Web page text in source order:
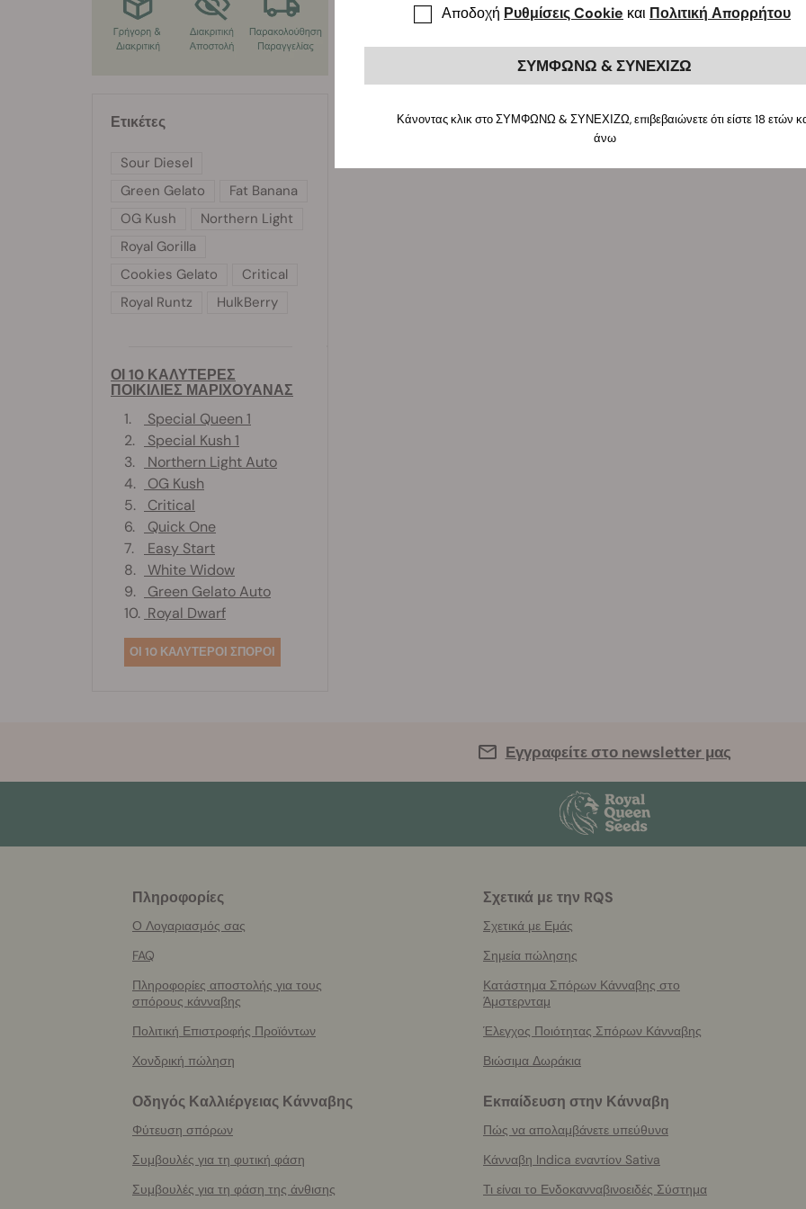
Ετικέτες
Sour Diesel
Green Gelato
Fat Banana
OG Kush
Northern Light
Royal Gorilla
Cookies Gelato
Critical
Royal Runtz
HulkBerry
ΟΙ 10 ΚΑΛΥΤΕΡΕΣ
ΠΟΙΚΙΛΙΕΣ ΜΑΡΙΧΟΥΑΝΑΣ
1.
Special Queen 1
2.
Special Kush 1
3.
Northern Light Auto
4.
OG Kush
5.
Critical
6.
Quick One
7.
Easy Start
8.
White Widow
9.
Green Gelato Auto
10. Royal Dwarf
ΟΙ 10 ΚΑΛΥΤΕΡΟΙ ΣΠΟΡΟΙ
Εγγραφείτε στο newsletter μας
Πληροφορίες
Ο Λογαριασμός σας
FAQ
Πληροφορίες αποστολής για τους
σπόρους κάνναβης
Πολιτική Επιστροφής Προϊόντων
Χονδρική πώληση
Σχετικά με την RQS
Σχετικά με Εμάς
Σημεία πώλησης
Κατάστημα Σπόρων Κάνναβης στο
Άμστερνταμ
Έλεγχος Ποιότητας Σπόρων Κάνναβης
Βιώσιμα Δωράκια
Οδηγός Καλλιέργειας Κάνναβης
Φύτευση σπόρων
Συμβουλές για τη φυτική φάση
Συμβουλές για τη φάση της άνθισης
Εκπαίδευση στην Κάνναβη
Πώς να απολαμβάνετε υπεύθυνα
Κάνναβη Indica εναντίον Sativa
Τι είναι το Ενδοκανναβινοειδές Σύστημα
Αποδοχή Ρυθμίσεις Cookie και Πολιτική Απορρήτου
ΣΥΜΦΩΝΩ & ΣΥΝΕΧΙΖΩ
Κάνοντας κλικ στο ΣΥΜΦΩΝΩ & ΣΥΝΕΧΙΖΩ, επιβεβαιώνετε ότι είστε 18 ετών
άνω